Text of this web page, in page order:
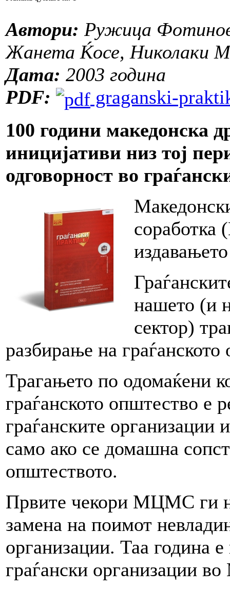
Автори: Ружица
Жанета Ќосе, Николаки
Дата: 2003 година
PDF:
graganski-
100 години македонска
иницијативи низ тој
одговорност во
нашето (и
сектор)
разбирање на
Трагањето по одомаќени
граѓанското општество е
граѓанските организации
само ако се домашна
општеството.
Првите чекори МЦМС ги
замена на поимот
организации. Таа година
граѓански организации